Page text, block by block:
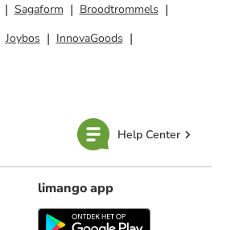
Sagaform
Broodtrommels
Joybos
InnovaGoods
Help Center
limango app